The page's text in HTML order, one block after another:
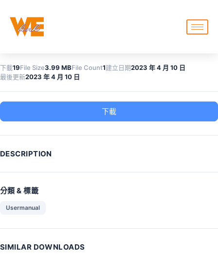
下載19File Size3.99 MBFile Count1建立日期2023 年 4 月 10 日
最後更新2023 年 4 月 10 日
下載
DESCRIPTION
分類 & 標籤
Usermanual
SIMILAR DOWNLOADS